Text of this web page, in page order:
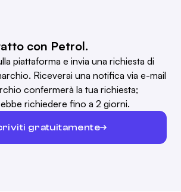
con Petrol.
piattaforma e invia una richiesta di
Riceverai una notifica via e-mail
confermerà la tua richiesta;
richiedere fino a 2 giorni.
gratuitamente